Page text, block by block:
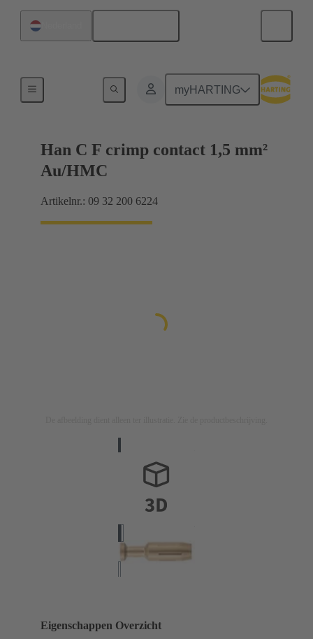
myHARTING
Han C F crimp contact 1,5 mm²
Au/HMC
Artikelnr.: 09 32 200 6224
Eigenschappen Overzicht